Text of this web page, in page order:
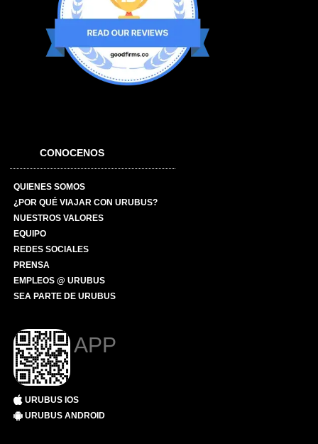
CONOCENOS
QUIENES SOMOS
¿POR QUÉ VIAJAR CON URUBUS?
NUESTROS VALORES
EQUIPO
REDES SOCIALES
PRENSA
EMPLEOS @ URUBUS
SEA PARTE DE URUBUS
APP
URUBUS IOS
URUBUS ANDROID